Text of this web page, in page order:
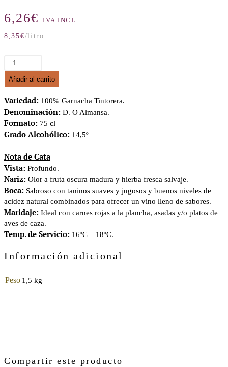
6,26€ IVA INCL.
8,35€/litro
PIQUERAS
Old
Vines
Añadir al carrito
Variedad: 100% Garnacha Tintorera.
Denominación: D. O Almansa.
Formato: 75 cl
Grado Alcohólico: 14,5º
Nota de Cata
Vista: Profundo.
Nariz: Olor a fruta oscura madura y hierba fresca salvaje.
Boca: Sabroso con taninos suaves y jugosos y buenos niveles de
acidez natural combinados para ofrecer un vino lleno de sabores.
Maridaje: Ideal con carnes rojas a la plancha, asadas y/o platos de
aves de caza.
Temp. de Servicio: 16ºC – 18ºC.
Información adicional
Peso 1,5 kg
Compartir este producto